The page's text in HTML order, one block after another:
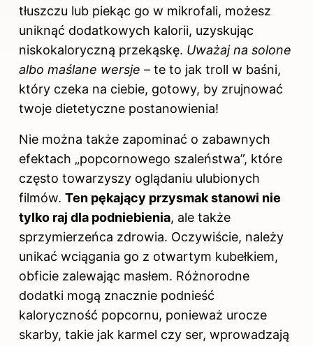
tłuszczu lub piekąc go w mikrofali, możesz
uniknąć dodatkowych kalorii, uzyskując
niskokaloryczną przekąskę. Uważaj na solone
albo maślane wersje – te to jak troll w baśni,
który czeka na ciebie, gotowy, by zrujnować
twoje dietetyczne postanowienia!
Nie można także zapominać o zabawnych
efektach „popcornowego szaleństwa”, które
często towarzyszy oglądaniu ulubionych
filmów. Ten pękający przysmak stanowi nie
tylko raj dla podniebienia, ale także
sprzymierzeńca zdrowia. Oczywiście, należy
unikać wciągania go z otwartym kubełkiem,
obficie zalewając masłem. Różnorodne
dodatki mogą znacznie podnieść
kaloryczność popcornu, ponieważ urocze
skarby, takie jak karmel czy ser, wprowadzają